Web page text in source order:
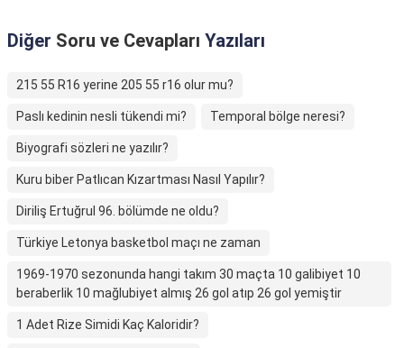
Diğer Soru ve Cevapları Yazıları
215 55 R16 yerine 205 55 r16 olur mu?
Paslı kedinin nesli tükendi mi? Temporal bölge neresi?
Biyografi sözleri ne yazılır?
Kuru biber Patlıcan Kızartması Nasıl Yapılır?
Diriliş Ertuğrul 96. bölümde ne oldu?
Türkiye Letonya basketbol maçı ne zaman
1969-1970 sezonunda hangi takım 30 maçta 10 galibiyet 10
beraberlik 10 mağlubiyet almış 26 gol atıp 26 gol yemiştir
1 Adet Rize Simidi Kaç Kaloridir?